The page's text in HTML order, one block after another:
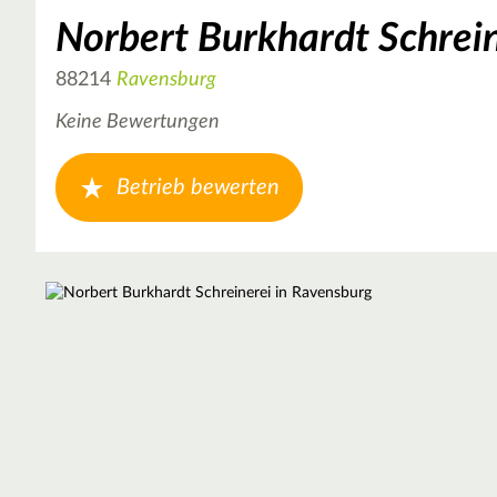
Norbert Burkhardt
88214 Ravensburg
Keine Bewertungen
Betrieb bewerten